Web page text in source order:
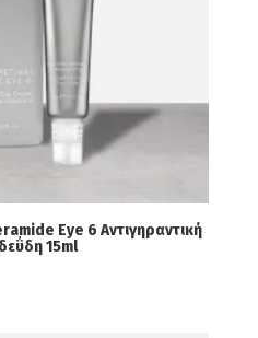
Eye 6 Αντιγηραντική
15ml